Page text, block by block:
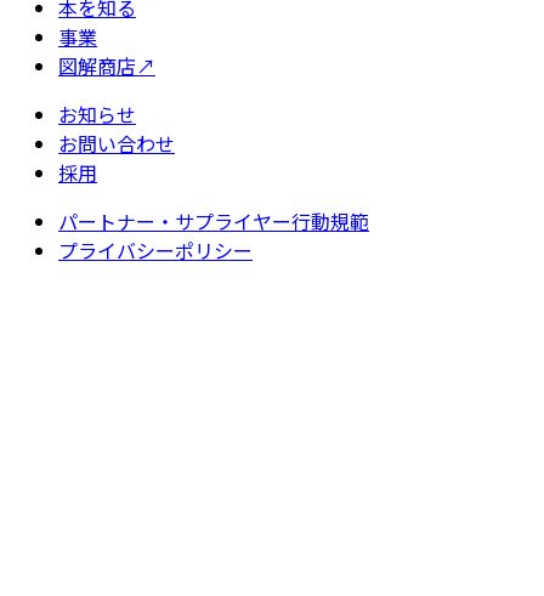
本を知る
事業
図解商店↗
お知らせ
お問い合わせ
採用
パートナー・サプライヤー行動規範
プライバシーポリシー